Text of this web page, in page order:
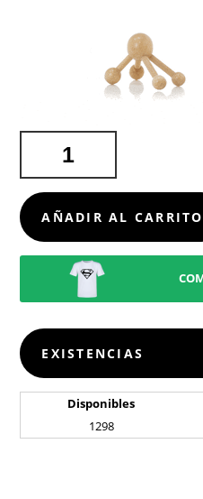
CANTIDAD
AÑADIR AL CARRITO
EXISTENCIAS
Disponibles
1298